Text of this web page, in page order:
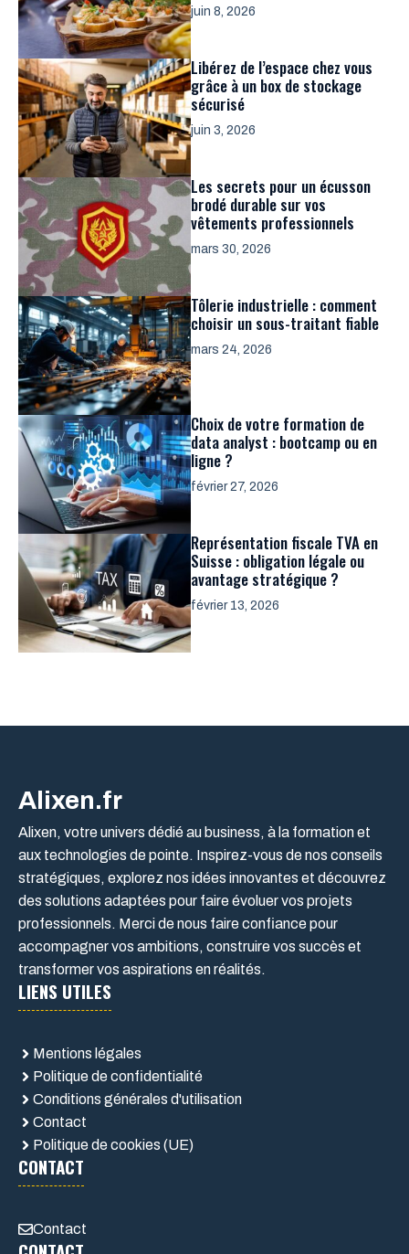
juin 8, 2026
Libérez de l’espace chez vous
grâce à un box de stockage
sécurisé
juin 3, 2026
Les secrets pour un écusson
brodé durable sur vos
vêtements professionnels
mars 30, 2026
Tôlerie industrielle : comment
choisir un sous-traitant fiable
mars 24, 2026
Choix de votre formation de
data analyst : bootcamp ou en
ligne ?
février 27, 2026
Représentation fiscale TVA en
Suisse : obligation légale ou
avantage stratégique ?
février 13, 2026
Alixen.fr
Alixen, votre univers dédié au business, à la formation et
aux technologies de pointe. Inspirez-vous de nos conseils
stratégiques, explorez nos idées innovantes et découvrez
des solutions adaptées pour faire évoluer vos projets
professionnels. Merci de nous faire confiance pour
accompagner vos ambitions, construire vos succès et
transformer vos aspirations en réalités.
LIENS UTILES
Mentions légales
Politique de confidentialité
Conditions générales d'utilisation
Contact
Politique de cookies (UE)
CONTACT
Contact